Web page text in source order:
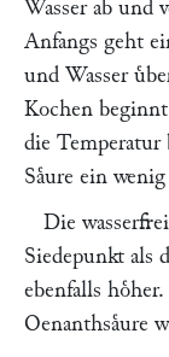
Wasser ab und
Anfangs geht
und Wasser
Kochen
die Temperatur
Saͤure ein
Die
Siedepunkt als
ebenfalls
Oenanthsaͤure